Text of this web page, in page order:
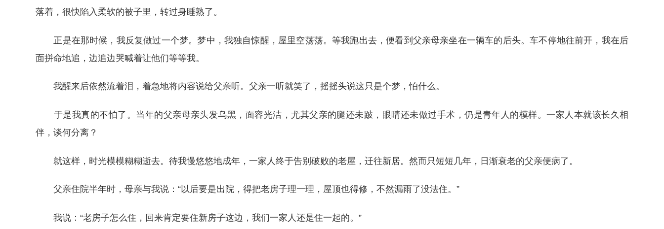
落着，很快陷入柔软的被子里，转过身睡熟了。
正是在那时候，我反复做过一个梦。梦中，我独自惊醒，屋里空荡荡。等我跑出去，便看到父亲母亲坐在一辆车的后头。车不停地往前开，我在后
面拼命地追，边追边哭喊着让他们等等我。
我醒来后依然流着泪，着急地将内容说给父亲听。父亲一听就笑了，摇摇头说这只是个梦，怕什么。
于是我真的不怕了。当年的父亲母亲头发乌黑，面容光洁，尤其父亲的腿还未跛，眼睛还未做过手术，仍是青年人的模样。一家人本就该长久相
伴，谈何分离？
就这样，时光模模糊糊逝去。待我慢悠悠地成年，一家人终于告别破败的老屋，迁往新居。然而只短短几年，日渐衰老的父亲便病了。
父亲住院半年时，母亲与我说：“以后要是出院，得把老房子理一理，屋顶也得修，不然漏雨了没法住。”
我说：“老房子怎么住，回来肯定要住新房子这边，我们一家人还是住一起的。”